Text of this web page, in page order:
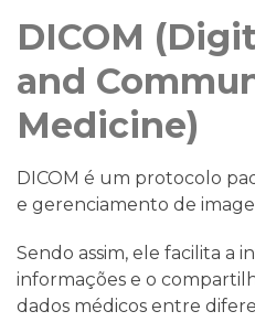
DICOM
and
Medicine)
DICOM é um protocolo
e gerenciamento de
Sendo assim, ele facilita a
informações e o
dados médicos entre